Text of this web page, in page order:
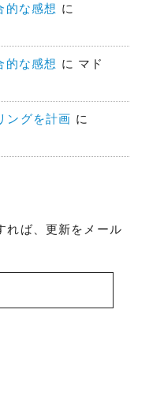
的な感想 に
的な感想 に マド
ングを計画 に
れば、更新をメール